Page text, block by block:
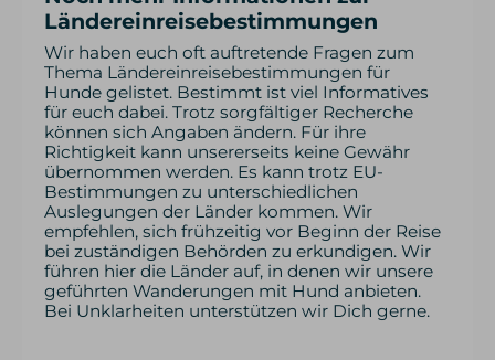
Ländereinreisebestimmungen
Wir haben euch oft auftretende Fragen zum
Thema Ländereinreisebestimmungen für
Hunde gelistet. Bestimmt ist viel Informatives
für euch dabei. Trotz sorgfältiger Recherche
können sich Angaben ändern. Für ihre
Richtigkeit kann unsererseits keine Gewähr
übernommen werden. Es kann trotz EU-
Bestimmungen zu unterschiedlichen
Auslegungen der Länder kommen. Wir
empfehlen, sich frühzeitig vor Beginn der Reise
bei zuständigen Behörden zu erkundigen. Wir
führen hier die Länder auf, in denen wir unsere
geführten Wanderungen mit Hund anbieten.
Bei Unklarheiten unterstützen wir Dich gerne.